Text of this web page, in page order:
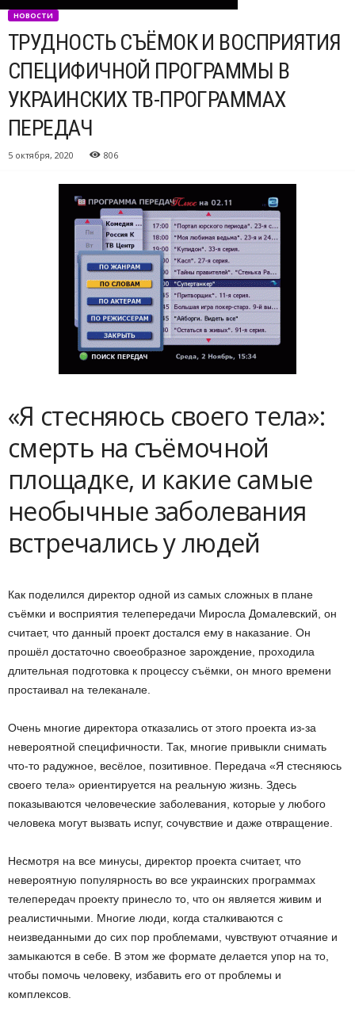
НОВОСТИ
ТРУДНОСТЬ СЪЁМОК И ВОСПРИЯТИЯ
СПЕЦИФИЧНОЙ ПРОГРАММЫ В
УКРАИНСКИХ ТВ-ПРОГРАММАХ
ПЕРЕДАЧ
5 октября, 2020 806
«Я стесняюсь своего тела»:
смерть на съёмочной
площадке, и какие самые
необычные заболевания
встречались у людей
Как поделился директор одной из самых сложных в плане
съёмки и восприятия телепередачи Миросла Домалевский, он
считает, что данный проект достался ему в наказание. Он
прошёл достаточно своеобразное зарождение, проходила
длительная подготовка к процессу съёмки, он много времени
простаивал на телеканале.
Очень многие директора отказались от этого проекта из-за
невероятной специфичности. Так, многие привыкли снимать
что-то радужное, весёлое, позитивное. Передача «Я стесняюсь
своего тела» ориентируется на реальную жизнь. Здесь
показываются человеческие заболевания, которые у любого
человека могут вызвать испуг, сочувствие и даже отвращение.
Несмотря на все минусы, директор проекта считает, что
невероятную популярность во все украинских программах
телепередач проекту принесло то, что он является живим и
реалистичными. Многие люди, когда сталкиваются с
неизведанными до сих пор проблемами, чувствуют отчаяние и
замыкаются в себе. В этом же формате делается упор на то,
чтобы помочь человеку, избавить его от проблемы и
комплексов.